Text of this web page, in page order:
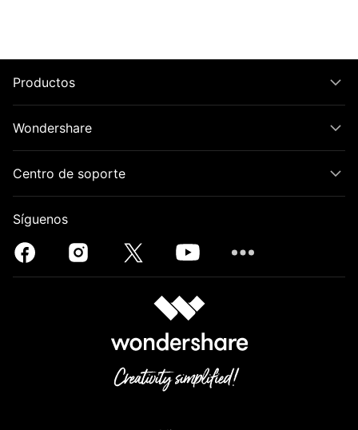
Productos
Wondershare
Centro de soporte
Síguenos